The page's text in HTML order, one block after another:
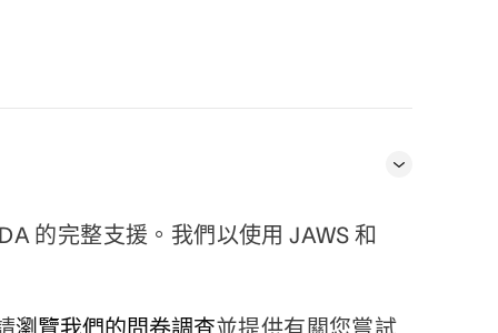
的完整支援。我們以使用 JAWS 和